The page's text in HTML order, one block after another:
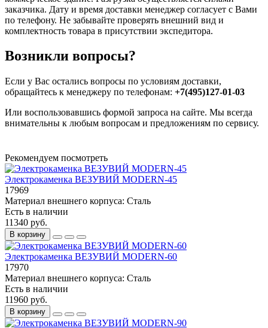
заказчика. Дату и время доставки менеджер согласует с Вами
по телефону. Не забывайте проверять внешний вид и
комплектность товара в присутствии экспедитора.
Возникли вопросы?
Если у Вас остались вопросы по условиям доставки,
обращайтесь к менеджеру по телефонам: +7(495)127-01-03
Или воспользовавшись формой запроса на сайте. Мы всегда
внимательны к любым вопросам и предложениям по сервису.
Рекомендуем посмотреть
Электрокаменка ВЕЗУВИЙ MODERN-45
17969
Материал внешнего корпуса: Сталь
Есть в наличии
11340 руб.
В корзину
Электрокаменка ВЕЗУВИЙ MODERN-60
17970
Материал внешнего корпуса: Сталь
Есть в наличии
11960 руб.
В корзину